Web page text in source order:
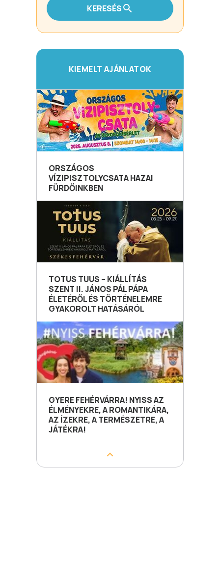
KERESÉS
KIEMELT AJÁNLATOK
ORSZÁGOS
VÍZIPISZTOLYCSATA HAZAI
FÜRDŐINKBEN
TOTUS TUUS – KIÁLLÍTÁS
SZENT II. JÁNOS PÁL PÁPA
ÉLETÉRŐL ÉS TÖRTÉNELEMRE
GYAKOROLT HATÁSÁRÓL
GYERE FEHÉRVÁRRA! NYISS AZ
ÉLMÉNYEKRE, A ROMANTIKÁRA,
AZ ÍZEKRE, A TERMÉSZETRE, A
JÁTÉKRA!